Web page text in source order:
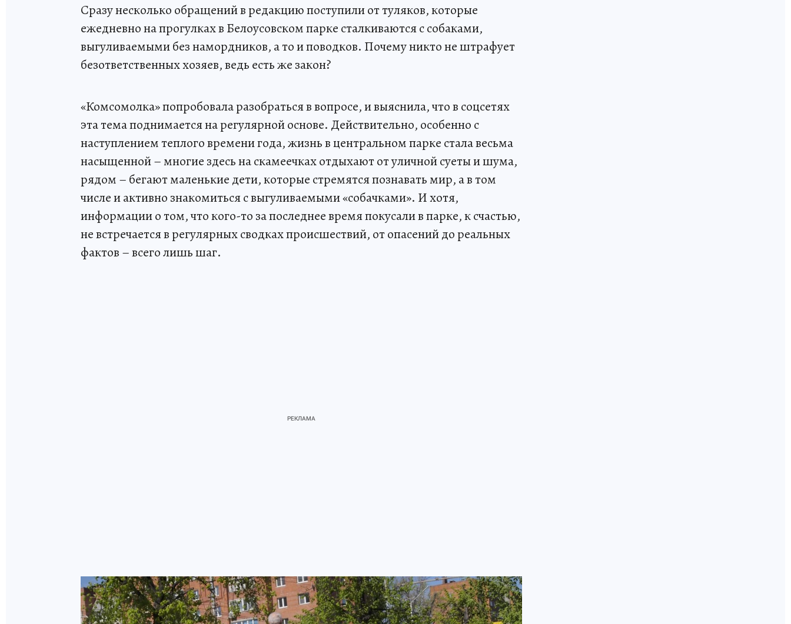
Сразу несколько обращений в редакцию поступили от туляков, которые
ежедневно на прогулках в Белоусовском парке сталкиваются с собаками,
выгуливаемыми без намордников, а то и поводков. Почему никто не штрафует
безответственных хозяев, ведь есть же закон?
«Комсомолка» попробовала разобраться в вопросе, и выяснила, что в соцсетях
эта тема поднимается на регулярной основе. Действительно, особенно с
наступлением теплого времени года, жизнь в центральном парке стала весьма
насыщенной – многие здесь на скамеечках отдыхают от уличной суеты и шума,
рядом – бегают маленькие дети, которые стремятся познавать мир, а в том
числе и активно знакомиться с выгуливаемыми «собачками». И хотя,
информации о том, что кого-то за последнее время покусали в парке, к счастью,
не встречается в регулярных сводках происшествий, от опасений до реальных
фактов – всего лишь шаг.